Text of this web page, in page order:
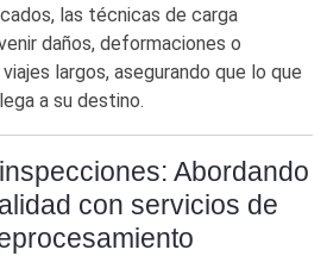
las técnicas de carga
daños, deformaciones o
largos, asegurando que lo que
a su destino.
Abordando
con servicios de